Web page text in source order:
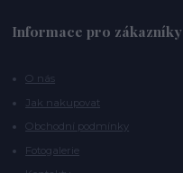
Informace pro zákazníky
O nás
Jak nakupovat
Obchodní podmínky
Fotogalerie